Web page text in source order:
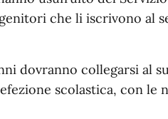
che li iscrivono al
dovranno collegarsi al
scolastica, con le